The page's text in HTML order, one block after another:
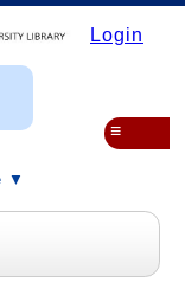
Login
▼
≡